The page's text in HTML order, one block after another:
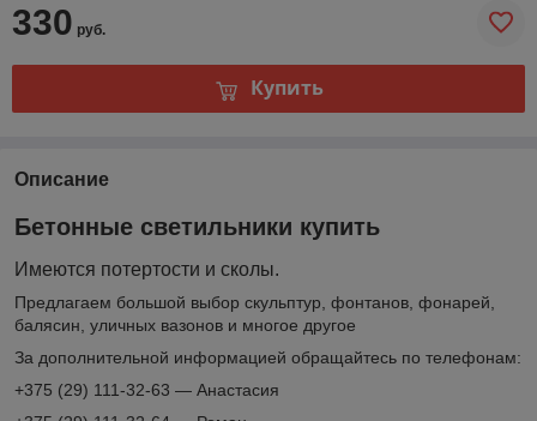
330 руб.
Купить
Описание
Бетонные светильники купить
Имеются потертости и сколы.
Предлагаем большой выбор скульптур, фонтанов, фонарей,
балясин, уличных вазонов и многое другое
За дополнительной информацией обращайтесь по телефонам:
+375 (29) 111-32-63 — Анастасия